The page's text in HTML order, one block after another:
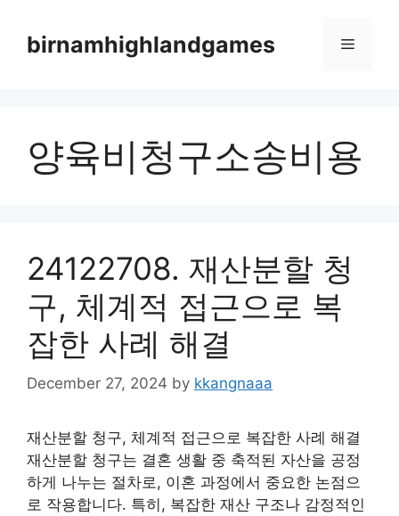
contentbirnamhighlandgames Menu
양육비청구소송비용
24122708. 재산분할 청
구, 체계적 접근으로 복
잡한 사례 해결
December 27, 2024 by kkangnaaa
재산분할 청구, 체계적 접근으로 복잡한 사례 해결
재산분할 청구는 결혼 생활 중 축적된 자산을 공정
하게 나누는 절차로, 이혼 과정에서 중요한 논점으
로 작용합니다. 특히, 복잡한 재산 구조나 감정적인